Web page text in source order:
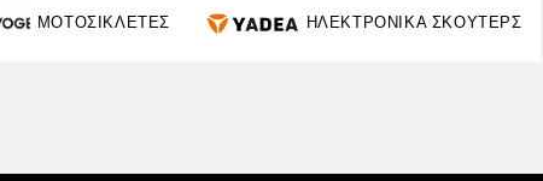
ΜΟΤΟΣΙΚΛΕΤΕΣ ΗΛΕΚΤΡΟΝΙΚΑ ΣΚΟΥΤΕΡΣ